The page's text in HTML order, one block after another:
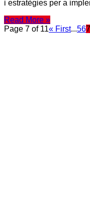
i estratègies per a
Read More »
Page 7 of 11« First...567